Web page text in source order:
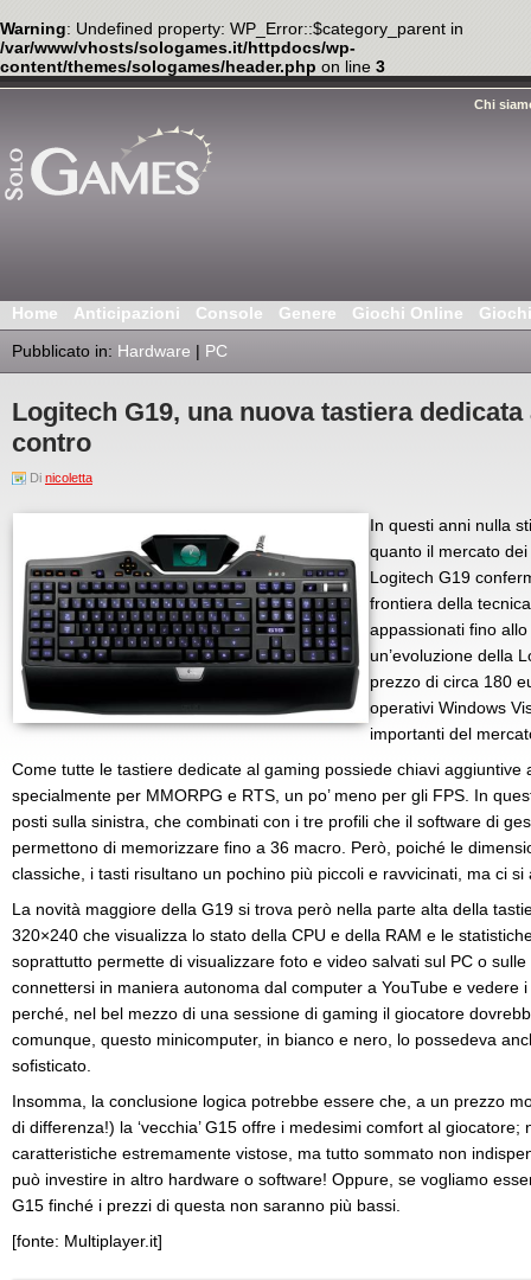
Warning: Undefined property: WP_Error::$category_parent in
/var/www/vhosts/sologames.it/httpdocs/wp-
content/themes/sologames/header.php on line 3
Chi
Home Anticipazioni Console Genere Giochi Online
Pubblicato in: Hardware | PC
Logitech G19, una nuova tastiera
contro
Di nicoletta
In questi anni nulla
quanto il mercato
Logitech G19
frontiera della
appassionati fino
un’evoluzione della
prezzo di circa 180
operativi Windows
importanti del
Come tutte le tastiere dedicate al gaming possiede chiavi aggiuntive
specialmente per MMORPG e RTS, un po’ meno per gli FPS. In
posti sulla sinistra, che combinati con i tre profili che il software di
permettono di memorizzare fino a 36 macro. Però, poiché le
classiche, i tasti risultano un pochino più piccoli e ravvicinati, ma ci
La novità maggiore della G19 si trova però nella parte alta della
320×240 che visualizza lo stato della CPU e della RAM e le
soprattutto permette di visualizzare foto e video salvati sul PC o
connettersi in maniera autonoma dal computer a YouTube e vedere
perché, nel bel mezzo di una sessione di gaming il giocatore
comunque, questo minicomputer, in bianco e nero, lo possedeva
sofisticato.
Insomma, la conclusione logica potrebbe essere che, a un prezzo
di differenza!) la ‘vecchia’ G15 offre i medesimi comfort al giocatore;
caratteristiche estremamente vistose, ma tutto sommato non
può investire in altro hardware o software! Oppure, se vogliamo
G15 finché i prezzi di questa non saranno più bassi.
[fonte: Multiplayer.it]